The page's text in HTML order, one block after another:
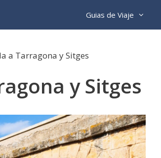
Guias de Viaje
a Tarragona y Sitges
y Sitges